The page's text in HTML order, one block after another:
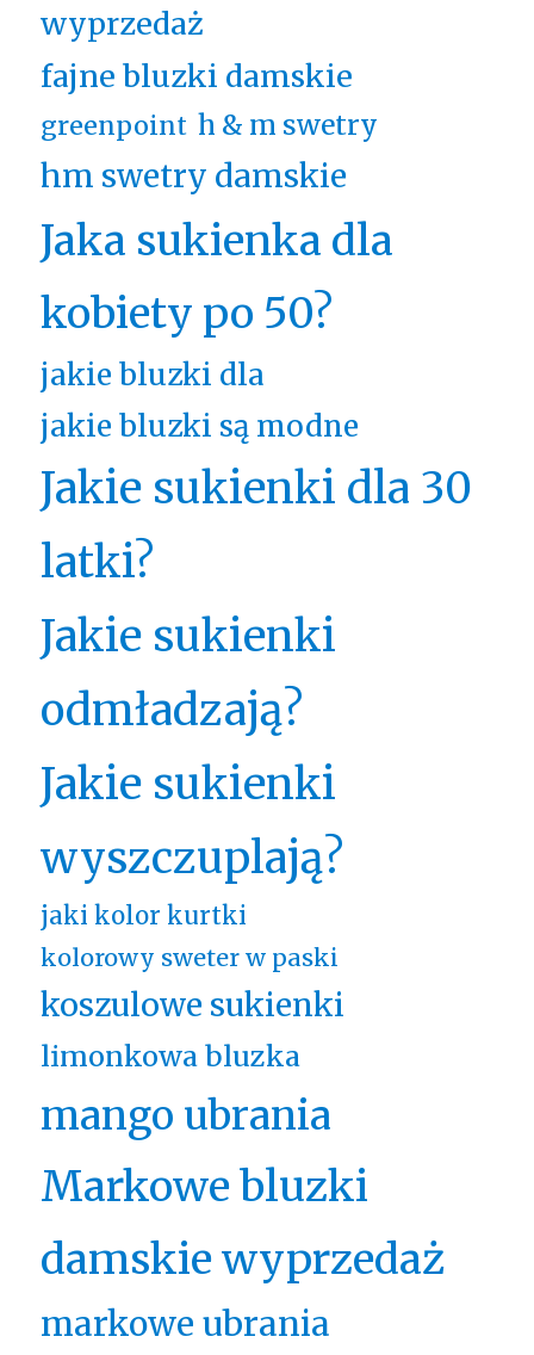
wyprzedaż
fajne bluzki damskie
greenpoint h & m swetry
hm swetry damskie
Jaka sukienka dla
kobiety po 50?
jakie bluzki dla
jakie bluzki są modne
Jakie sukienki dla 30
latki?
Jakie sukienki
odmładzają?
Jakie sukienki
wyszczuplają?
jaki kolor kurtki
kolorowy sweter w paski
koszulowe sukienki
limonkowa bluzka
mango ubrania
Markowe bluzki
damskie wyprzedaż
markowe ubrania